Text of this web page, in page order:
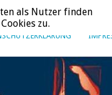
als Nutzer finden
zu.